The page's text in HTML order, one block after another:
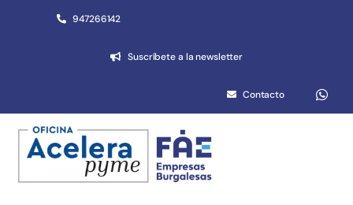
947266142
Suscríbete a la newsletter
Contacto